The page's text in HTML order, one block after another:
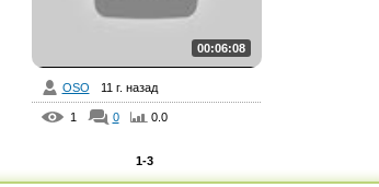
00:06:08
OSO 11 г. назад
1 0 0.0
1-3